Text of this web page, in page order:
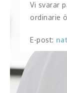
Vi svarar
ordinarie
E-post: